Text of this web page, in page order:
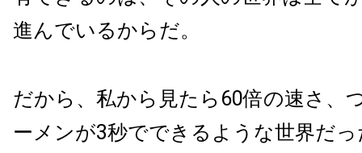
進んでいるからだ。
だから、私から見たら 60倍の速さ、
ーメンが3秒でできるような世界だ